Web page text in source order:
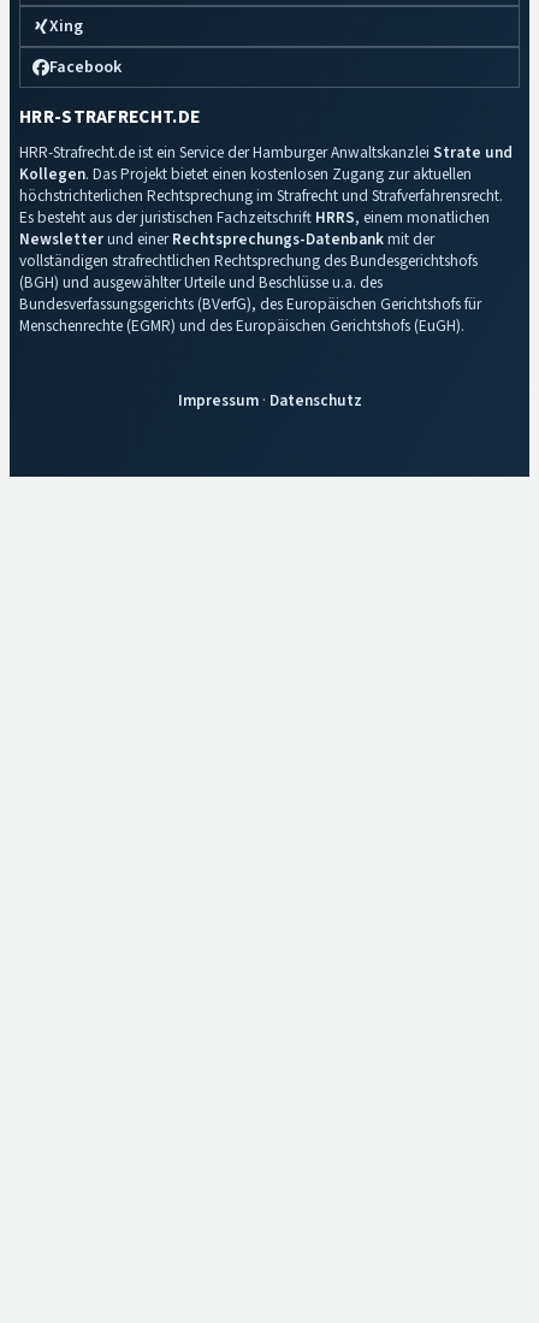
Xing
Facebook
HRR-STRAFRECHT.DE
HRR-Strafrecht.de ist ein Service der Hamburger Anwaltskanzlei Strate und
Kollegen. Das Projekt bietet einen kostenlosen Zugang zur aktuellen
höchstrichterlichen Rechtsprechung im Strafrecht und Strafverfahrensrecht.
Es besteht aus der juristischen Fachzeitschrift HRRS, einem monatlichen
Newsletterund einerRechtsprechungs-Datenbankmit der
vollständigen strafrechtlichen Rechtsprechung des Bundesgerichtshofs
(BGH) und ausgewählter Urteile und Beschlüsse u.a. des
Bundesverfassungsgerichts (BVerfG), des Europäischen Gerichtshofs für
Menschenrechte (EGMR) und des Europäischen Gerichtshofs (EuGH).
Impressum· Datenschutz